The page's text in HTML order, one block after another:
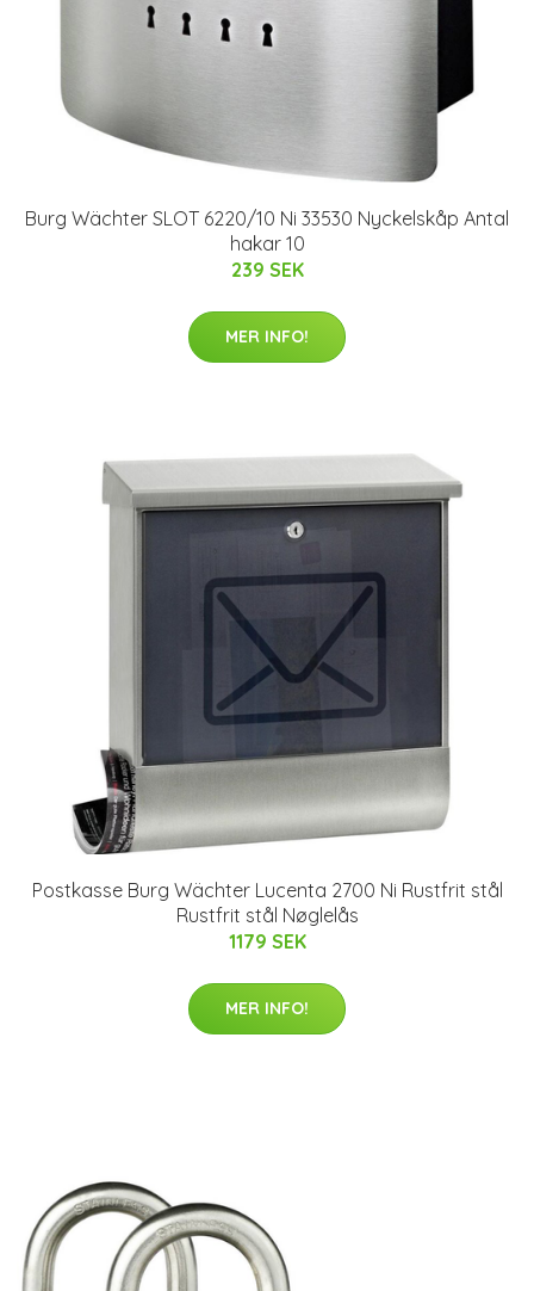
Burg Wächter SLOT 6220/10 Ni 33530 Nyckelskåp Antal
hakar 10
239 SEK
MER INFO!
Postkasse Burg Wächter Lucenta 2700 Ni Rustfrit stål
Rustfrit stål Nøglelås
1179 SEK
MER INFO!